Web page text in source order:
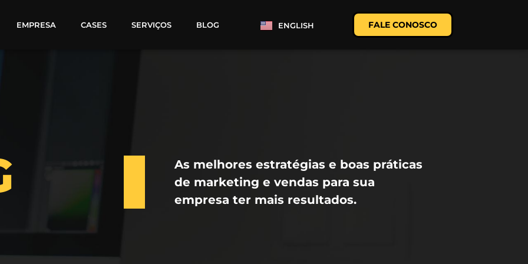
EMPRESA CASES SERVIÇOS BLOG ENGLISH FALE CONOSCO
As melhores estratégias e boas práticas
de marketing e vendas para sua
empresa ter mais resultados.